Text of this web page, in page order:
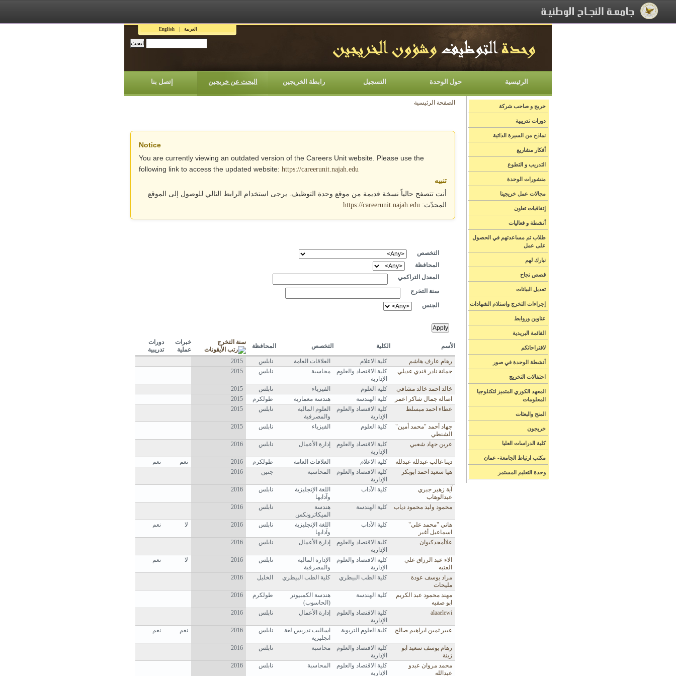
[Skip Header and Navigation][Jump to Main Content] العربية English
الرئيسية حول الوحدة التسجيل رابطة الخريجين البحث عن خريجين إتصل بنا
خريج و صاحب شركة
دورات تدريبية
نماذج من السيرة الذاتية
أفكار مشاريع
التدريب و التطوع
منشورات الوحدة
مجالات عمل خريجينا
إتفاقيات تعاون
أنشطة و فعاليات
طلاب تم مساعدتهم في الحصول
على عمل
نبارك لهم
قصص نجاح
تعديل البيانات
إجراءات التخرج واستلام الشهادات
عناوين وروابط
القائمة البريدية
لاقتراحاتكم
أنشطة الوحدة في صور
احتفالات التخريج
المعهد الكوري المتميز لتكنلوجيا
المعلومات
المنح والبعثات
خريجون
كلية الدراسات العليا
مكتب ارتباط الجامعة- عمان
وحدة التعليم المستمر
الصفحة الرئيسية
Notice
You are currently viewing an outdated version of the Careers Unit website. Please use the
following link to access the updated website: https://careerunit.najah.edu
تنبيه
أنت تتصفح حالياً نسخة قديمة من موقع وحدة التوظيف. يرجى استخدام الرابط التالي للوصول إلى الموقع
المحدّث: https://careerunit.najah.edu
التخصص
المحافظة
المعدل التراكمي
سنة التخرج
الجنس
الأسم الكلية التخصص المحافظة
سنة التخرج
خبرات
عملية
دورات
تدريبية
رهام عارف هاشم
كلية الاعلام العلاقات العامة نابلس
2015
جمانة نادر فندي عديلي
كلية الاقتصاد والعلوم
الإدارية
محاسبة نابلس 2015
خالد احمد خالد مشاقي كلية العلوم الفيزياء نابلس
2015
اصالة جمال شاكر اعمر
كلية الهندسة هندسة معمارية طولكرم
2015
عطاء احمد مبسلط
كلية الاقتصاد والعلوم
الإدارية
العلوم المالية
والمصرفية
نابلس 2015
جهاد أحمد "محمد أمين"
الشنطي
كلية العلوم الفيزياء نابلس 2015
عرين جهاد شعبي
كلية الاقتصاد والعلوم
الإدارية
إدارة الأعمال نابلس 2016
دينا غالب عبدلله عبدلله كلية الاعلام العلاقات العامة طولكرم 2016 نعم
نعم
هيا سعيد احمد ابوبكر
كلية الاقتصاد والعلوم
الإدارية
المحاسبة جنين 2016
آية زهير جبري
عبدالوهاب
كلية الآداب
اللغة الإنجليزية
وآدابها
نابلس 2016
محمود وليد محمود دياب كلية الهندسة
هندسة
الميكاترونكس
نابلس 2016
هاني "محمد علي"
اسماعيل أغبر
كلية الآداب
اللغة الإنجليزية
وآدابها
نابلس 2016 لا نعم
علاأمجدكيوان
كلية الاقتصاد والعلوم
الإدارية
إدارة الأعمال نابلس 2016
الاء عبد الرزاق علي
العتبه
كلية الاقتصاد والعلوم
الإدارية
الإدارة المالية
والمصرفية
نابلس 2016 لا نعم
مراد يوسف عودة
مليحات
كلية الطب البيطري كلية الطب البيطري الخليل 2016
مهند محمود عبد الكريم
ابو صفيه
كلية الهندسة
هندسة الكمبيوتر
(الحاسوب)
طولكرم 2016
alaaelewi
كلية الاقتصاد والعلوم
الإدارية
إدارة الأعمال نابلس 2016
عبير ثمين ابراهيم صالح كلية العلوم التربوية
اساليب تدريس لغة
انجليزية
نابلس 2016 نعم نعم
رهام يوسف سعيد ابو
زينة
كلية الاقتصاد والعلوم
الإدارية
محاسبة نابلس 2016
محمد مروان عبدو
عبدالله
كلية الاقتصاد والعلوم
الإدارية
المحاسبة نابلس 2016